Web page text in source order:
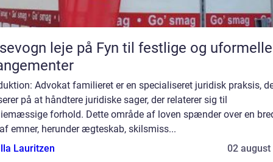
leje på Fyn til festlige og uformelle
Advokat familieret er en specialiseret juridisk praksis,
på at håndtere juridiske sager, der relaterer sig til
forhold. Dette område af loven spænder over en
emner, herunder ægteskab, skilsmiss...
Lauritzen
02 august